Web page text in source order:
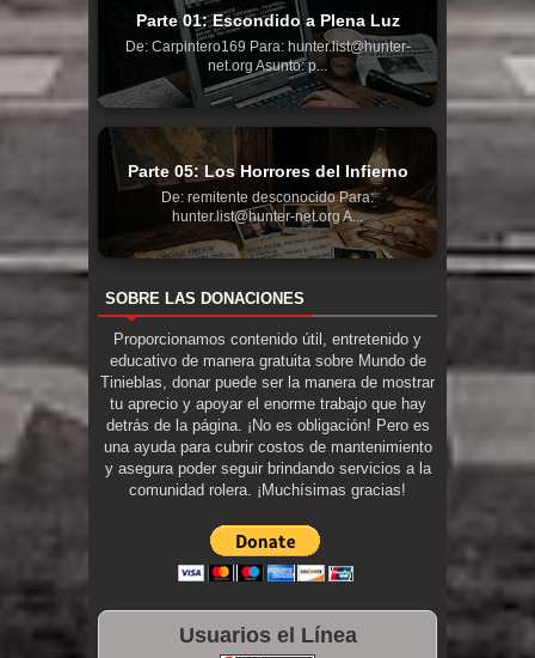
Parte 01: Escondido a Plena Luz
De: Carpintero169 Para: hunter.list@hunter-
net.org Asunto: p...
Parte 05: Los Horrores del Infierno
De: remitente desconocido Para:
hunter.list@hunter-net.org A...
SOBRE LAS DONACIONES
Proporcionamos contenido útil, entretenido y
educativo de manera gratuita sobre Mundo de
Tinieblas, donar puede ser la manera de mostrar
tu aprecio y apoyar el enorme trabajo que hay
detrás de la página. ¡No es obligación! Pero es
una ayuda para cubrir costos de mantenimiento
y asegura poder seguir brindando servicios a la
comunidad rolera. ¡Muchísimas gracias!
Usuarios el Línea